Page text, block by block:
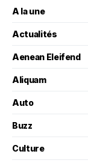
A la une
Actualités
Aenean Eleifend
Aliquam
Auto
Buzz
Culture